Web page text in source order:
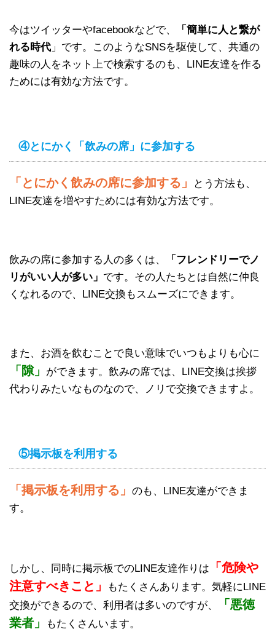
今はツイッターやfacebookなどで、
「簡単に人と繋が
れる時代 」です。このようなSNSを駆使して、共通の
趣味の人をネット上で検索するのも、LINE友達を作る
ためには有効な方法です。
④とにかく「飲みの席」に参加する
「とにかく飲みの席に参加する」
とう方法も、
LINE友達を増やすためには有効な方法です。
飲みの席に参加する人の多くは、
「フレンドリーでノ
リがいい人が多い」 です。その人たちとは自然に仲良
くなれるので、LINE交換もスムーズにできます。
また、お酒を飲むことで良い意味でいつもよりも心に
「隙」
ができます。飲みの席では、LINE交換は挨拶
代わりみたいなものなので、ノリで交換できますよ。
⑤掲示板を利用する
「掲示板を利用する」 のも、LINE友達ができま
す。
しかし、同時に掲示板でのLINE友達作りは
「危険や
注意すべきこと」
もたくさんあります。気軽にLINE
交換ができるので、利用者は多いのですが、
「悪徳
業者」
もたくさんいます。